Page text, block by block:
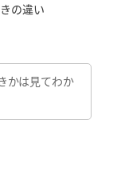
の違い
かは見てわか